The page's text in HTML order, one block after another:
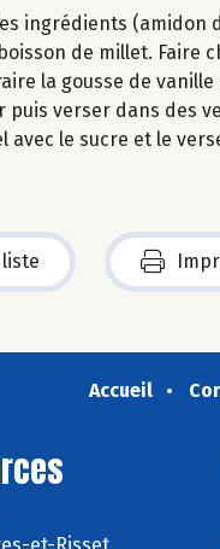
ingrédients (amidon
de millet. Faire
la gousse de
puis verser dans des
avec le sucre et le
Accueil
et-Risset